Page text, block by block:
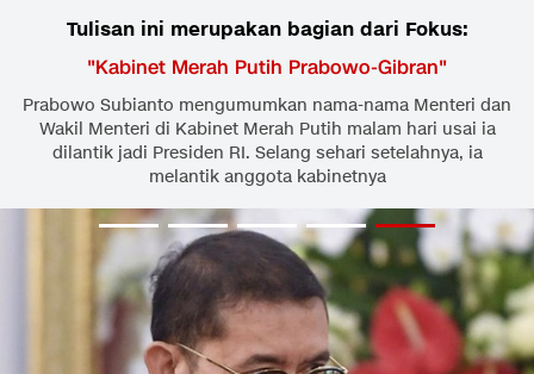
Tulisan ini merupakan bagian dari Fokus:
"Kabinet Merah Putih Prabowo-Gibran"
Prabowo Subianto mengumumkan nama-nama Menteri dan
Wakil Menteri di Kabinet Merah Putih malam hari usai ia
dilantik jadi Presiden RI. Selang sehari setelahnya, ia
melantik anggota kabinetnya